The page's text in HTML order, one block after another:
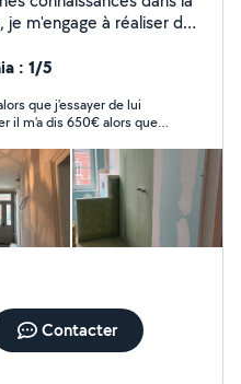
m'engage à réaliser des
concerne les grands
: 1/5
que j’essayer de lui
il m’a dis 650€ alors que
J’ai pas de maison mais
juste retirer le papier
simplement
Contacter